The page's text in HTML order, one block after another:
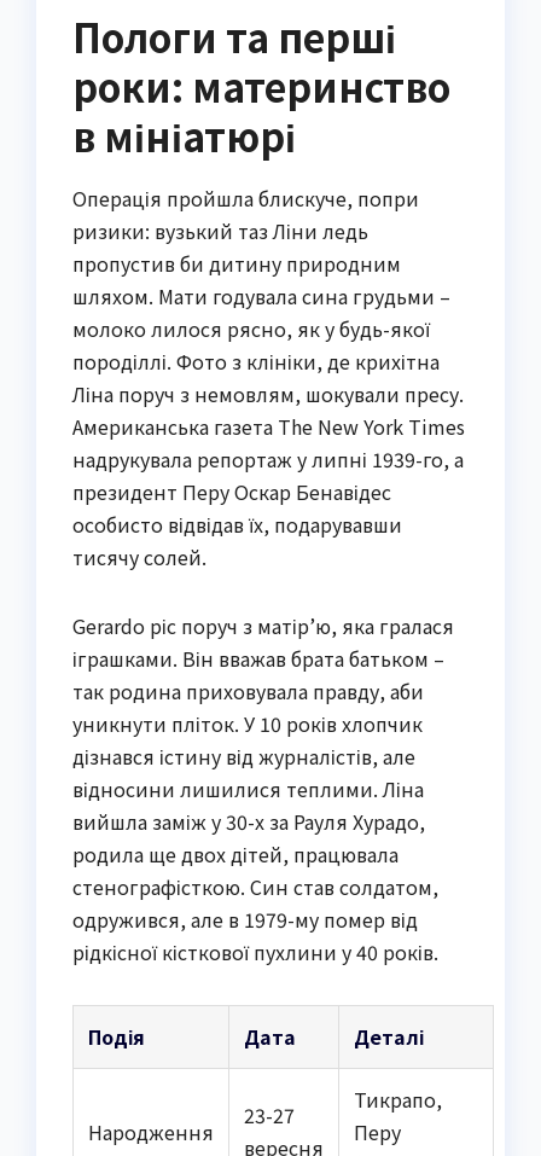
Пологи та перші
роки: материнство
в мініатюрі
Операція пройшла блискуче, попри
ризики: вузький таз Ліни ледь
пропустив би дитину природним
шляхом. Мати годувала сина грудьми –
молоко лилося рясно, як у будь-якої
породіллі. Фото з клініки, де крихітна
Ліна поруч з немовлям, шокували пресу.
Американська газета The New York Times
надрукувала репортаж у липні 1939-го, а
президент Перу Оскар Бенавідес
особисто відвідав їх, подарувавши
тисячу солей.
Gerardo ріс поруч з матір’ю, яка гралася
іграшками. Він вважав брата батьком –
так родина приховувала правду, аби
уникнути пліток. У 10 років хлопчик
дізнався істину від журналістів, але
відносини лишилися теплими. Ліна
вийшла заміж у 30-х за Рауля Хурадо,
родила ще двох дітей, працювала
стенографісткою. Син став солдатом,
одружився, але в 1979-му помер від
рідкісної кісткової пухлини у 40 років.
Подія Дата Деталі
Народження
23-27
вересня
Тикрапо,
Перу